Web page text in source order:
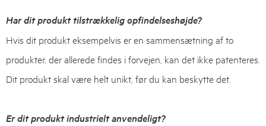
Har dit produkt tilstrækkelig opfindelseshøjde?
Hvis dit produkt eksempelvis er en sammensætning af to
produkter, der allerede findes i forvejen, kan det ikke patenteres.
Dit produkt skal være helt unikt, før du kan beskytte det.
Er dit produkt industrielt anvendeligt?